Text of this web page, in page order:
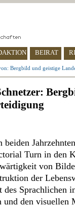
BEIRAT
Bergbild und geistige
beiden
Turn in den
von
der
des Sprachlichen
und den visuellen